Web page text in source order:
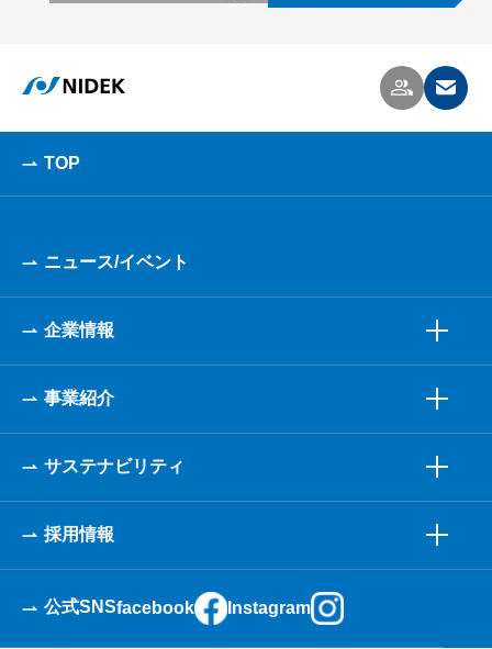
TOP
ニュース/イベント
企業情報
事業紹介
サステナビリティ
採用情報
公式SNSfacebook Instagram